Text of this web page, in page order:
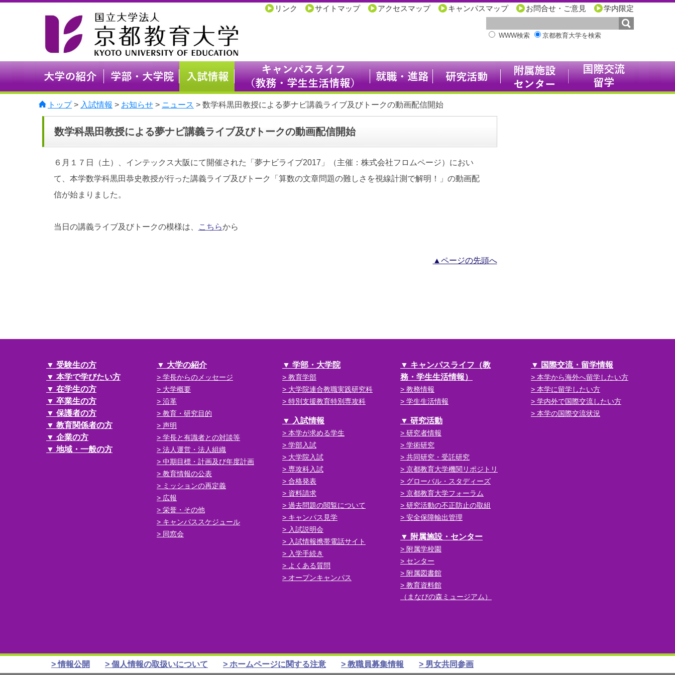
リンク サイトマップ アクセスマップ キャンパスマップ お問合せ・ご意見 学内限定
WWW検索 京都教育大学を検索
トップ> 入試情報 > お知らせ > ニュース > 数学科黒田教授による夢ナビ講義ライブ及びトークの動画配信開始
数学科黒田教授による夢ナビ講義ライブ及びトークの動画配信開始
６月１７日（土）、インテックス大阪にて開催された「夢ナビライブ2017」（主催：株式会社フロムページ）におい
て、本学数学科黒田恭史教授が行った講義ライブ及びトーク「算数の文章問題の難しさを視線計測で解明！」の動画配
信が始まりました。
当日の講義ライブ及びトークの模様は、 こちらから
▲ページの先頭へ
受験生の方
本学で学びたい方
在学生の方
卒業生の方
保護者の方
教育関係者の方
企業の方
地域・一般の方
大学の紹介
学長からのメッセージ
大学概要
沿革
教育・研究目的
声明
学長と有識者との対談等
法人運営・法人組織
中期目標・計画及び年度計画
教育情報の公表
ミッションの再定義
広報
栄誉・その他
キャンパススケジュール
同窓会
学部・大学院
教育学部
大学院連合教職実践研究科
特別支援教育特別専攻科
入試情報
本学が求める学生
学部入試
大学院入試
専攻科入試
合格発表
資料請求
過去問題の閲覧について
キャンパス見学
入試説明会
入試情報携帯電話サイト
入学手続き
よくある質問
オープンキャンパス
キャンパスライフ（教
務・学生生活情報）
教務情報
学生生活情報
研究活動
研究者情報
学術研究
共同研究・受託研究
京都教育大学機関リポジトリ
グローバル・スタディーズ
京都教育大学フォーラム
研究活動の不正防止の取組
安全保障輸出管理
附属施設・センター
附属学校園
センター
附属図書館
教育資料館
（まなびの森ミュージアム）
国際交流・留学情報
本学から海外へ留学したい方
本学に留学したい方
学内外で国際交流したい方
本学の国際交流状況
情報公開 個人情報の取扱いについて ホームページに関する注意 教職員募集情報 男女共同参画